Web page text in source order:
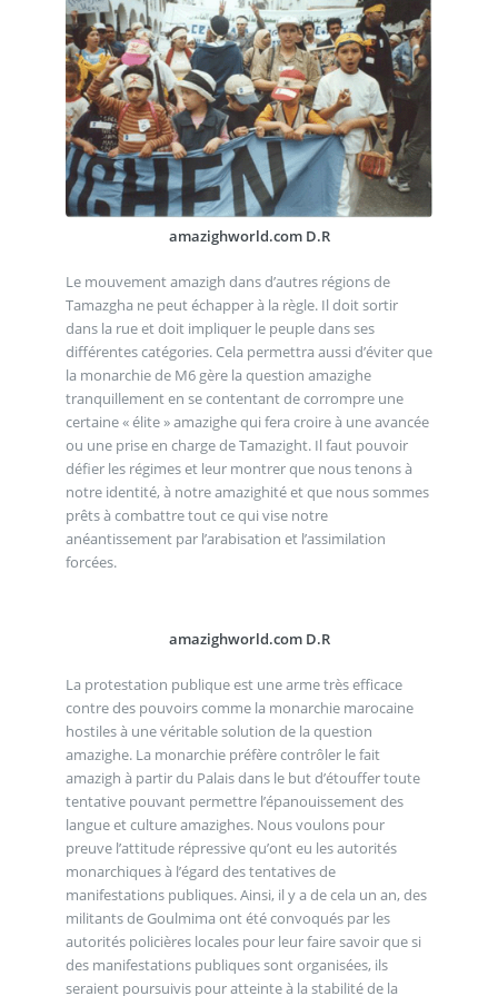
amazighworld.com D.R
Le mouvement amazigh dans d’autres régions de
Tamazgha ne peut échapper à la règle. Il doit sortir
dans la rue et doit impliquer le peuple dans ses
différentes catégories. Cela permettra aussi d’éviter que
la monarchie de M6 gère la question amazighe
tranquillement en se contentant de corrompre une
certaine « élite » amazighe qui fera croire à une avancée
ou une prise en charge de Tamazight. Il faut pouvoir
défier les régimes et leur montrer que nous tenons à
notre identité, à notre amazighité et que nous sommes
prêts à combattre tout ce qui vise notre
anéantissement par l’arabisation et l’assimilation
forcées.
amazighworld.com D.R
La protestation publique est une arme très efficace
contre des pouvoirs comme la monarchie marocaine
hostiles à une véritable solution de la question
amazighe. La monarchie préfère contrôler le fait
amazigh à partir du Palais dans le but d’étouffer toute
tentative pouvant permettre l’épanouissement des
langue et culture amazighes. Nous voulons pour
preuve l’attitude répressive qu’ont eu les autorités
monarchiques à l’égard des tentatives de
manifestations publiques. Ainsi, il y a de cela un an, des
militants de Goulmima ont été convoqués par les
autorités policières locales pour leur faire savoir que si
des manifestations publiques sont organisées, ils
seraient poursuivis pour atteinte à la stabilité de la